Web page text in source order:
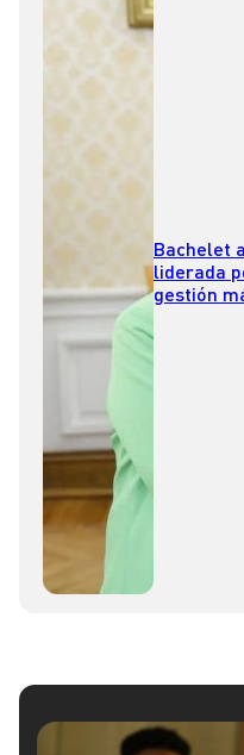
Bachelet
liderada
gestión